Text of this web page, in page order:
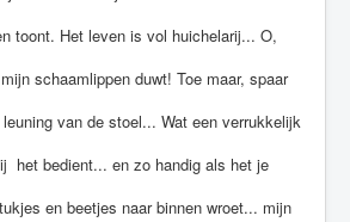
toont. Het leven is vol huichelarij... O,
schaamlippen duwt! Toe maar, spaar
van de stoel... Wat een verrukkelijk
het bedient... en zo handig als het je
en beetjes naar binnen wroet... mijn